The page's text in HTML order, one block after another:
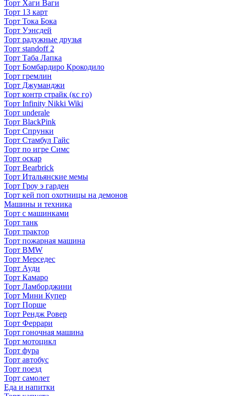
Торт Хаги Ваги
Торт 13 карт
Торт Тока Бока
Торт Уэнсдей
Торт радужные друзья
Торт standoff 2
Торт Таба Лапка
Торт Бомбардиро Крокодило
Торт гремлин
Торт Джуманджи
Торт контр страйк (кс го)
Торт Infinity Nikki Wiki
Торт underale
Торт BlackPink
Торт Спрунки
Торт Стамбул Гайс
Торт по игре Симс
Торт оскар
Торт Bearbrick
Торт Итальянские мемы
Торт Гроу э гарден
Торт кей поп охотницы на демонов
Машины и техника
Торт с машинками
Торт танк
Торт трактор
Торт пожарная машина
Торт BMW
Торт Мерседес
Торт Ауди
Торт Камаро
Торт Ламборджини
Торт Мини Купер
Торт Порше
Торт Рендж Ровер
Торт Феррари
Торт гоночная машина
Торт мотоцикл
Торт фура
Торт автобус
Торт поезд
Торт самолет
Еда и напитки